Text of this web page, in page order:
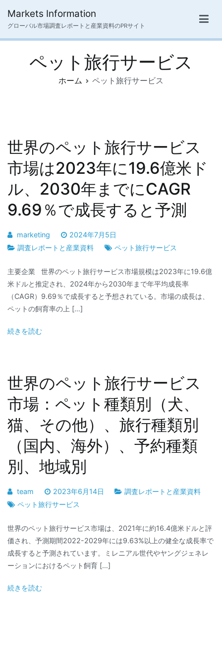
ス
Markets Information
グローバル市場調査レポートと産業資料のPRサイト
ペット旅行サービス
ホーム ペット旅行サービス
世界のペット旅行サービス
市場は2023年に19.6億米ド
ル、2030年までにCAGR
9.69％で成長すると予測
marketing
2024年7月5日
調査レポートと産業資料
ペット旅行サービス
主要企業 世界のペット旅行サービス市場規模は2023年に19.6億
米ドルと推定され、2024年から2030年まで年平均成長率
（CAGR）9.69％で成長すると予想されている。市場の成長は、
ペットの飼育率の上 […]
続きを読む
世界のペット旅行サービス
市場：ペット種類別（犬、
猫、その他）、旅行種類別
（国内、海外）、予約種類
別、地域別
team 2023年6月14日
調査レポートと産業資料
ペット旅行サービス
世界のペット旅行サービス市場は、2021年に約16.4億米ドルと評
価され、予測期間2022-2029年には9.63%以上の健全な成長率で
成長すると予測されています。ミレニアル世代やヤングジェネレ
ーションにおけるペット飼育 […]
続きを読む